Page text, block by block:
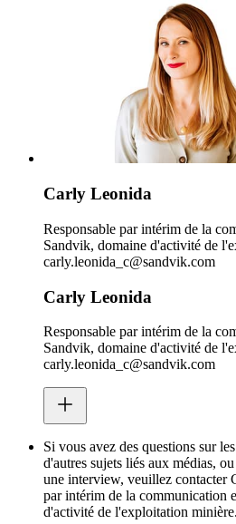
Carly Leonida
Responsable par intérim de la
Sandvik, domaine d'activité de
carly.leonida_c@sandvik.com
Carly Leonida
Responsable par intérim de la
Sandvik, domaine d'activité de
carly.leonida_c@sandvik.com
Si vous avez des questions sur
d'autres sujets liés aux médias,
une interview, veuillez contacter
par intérim de la communication
d'activité de l'exploitation minière.